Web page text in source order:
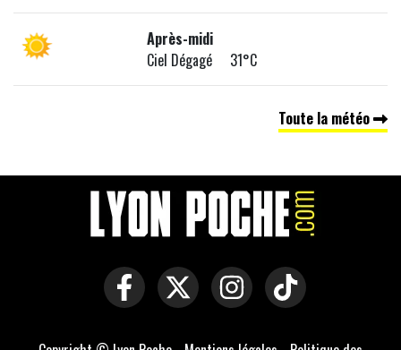
Après-midi
Ciel Dégagé 31°C
Toute la météo